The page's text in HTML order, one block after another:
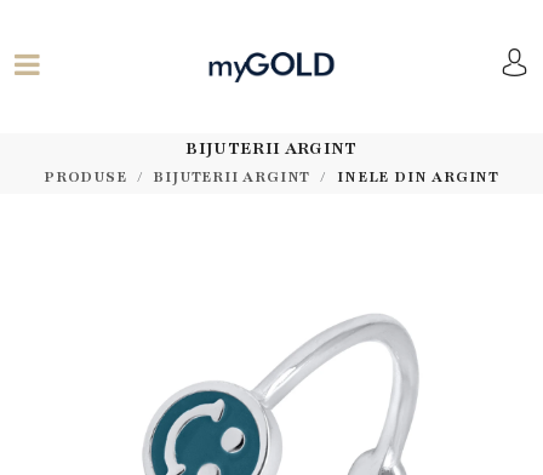
BIJUTERII ARGINT
PRODUSE BIJUTERII ARGINT INELE DIN ARGINT